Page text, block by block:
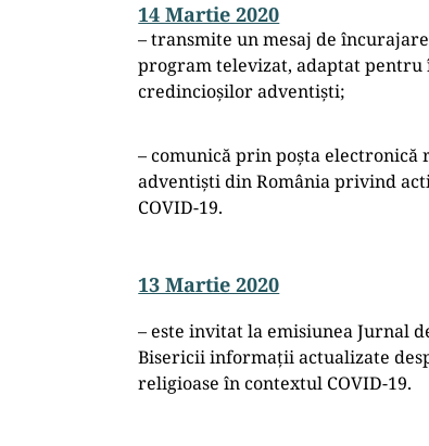
14 Martie 2020
–transmite un mesaj de
program televizat, adaptat pentru
credincioșilor adventiști;
– comunică prin poșta
adventiști din România privind
COVID-19.
13 Martie 2020
– este invitat la emisiunea Jurnal
Bisericii informații actualizate
religioase în contextul COVID-19.